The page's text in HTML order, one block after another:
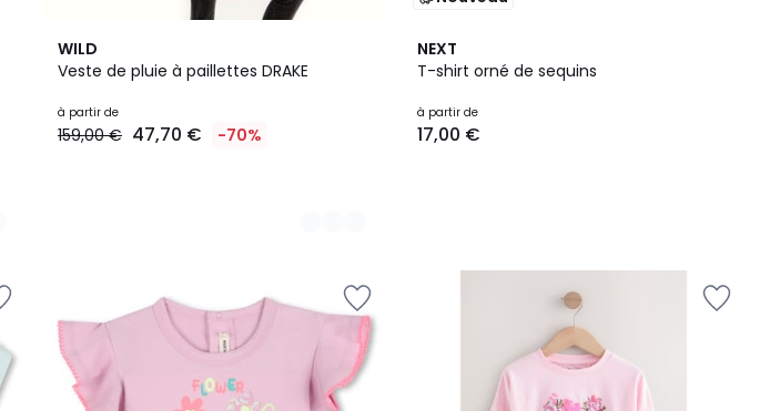
WILD
Veste de pluie à paillettes DRAKE
à partir de
159,00 € 47,70 € -70%
5
Couleurs
NEXT
T-shirt orné de sequins
à partir de
17,00 €